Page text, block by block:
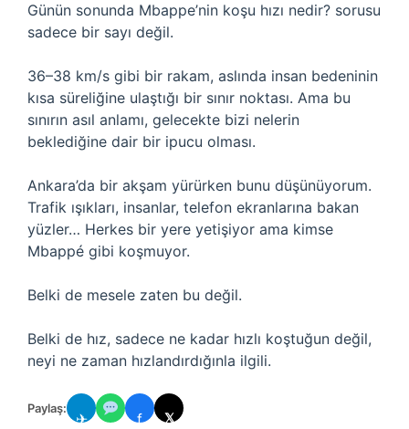
Günün sonunda Mbappe’nin koşu hızı nedir? sorusu
sadece bir sayı değil.
36–38 km/s gibi bir rakam, aslında insan bedeninin
kısa süreliğine ulaştığı bir sınır noktası. Ama bu
sınırın asıl anlamı, gelecekte bizi nelerin
beklediğine dair bir ipucu olması.
Ankara’da bir akşam yürürken bunu düşünüyorum.
Trafik ışıkları, insanlar, telefon ekranlarına bakan
yüzler… Herkes bir yere yetişiyor ama kimse
Mbappé gibi koşmuyor.
Belki de mesele zaten bu değil.
Belki de hız, sadece ne kadar hızlı koştuğun değil,
neyi ne zaman hızlandırdığınla ilgili.
Paylaş:
✈ f 𝕏